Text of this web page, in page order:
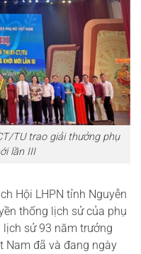
TU trao giải thưởng phụ
lần III
Hội LHPN tỉnh Nguyễn
thống lịch sử của phụ
lịch sử 93 năm trưởng
Nam đã và đang ngày